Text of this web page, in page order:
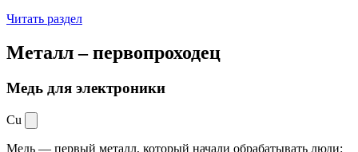
Читать раздел
Металл –первопроходец
Медь для электроники
Cu
Медь — первый металл, который начали обрабатывать люди: